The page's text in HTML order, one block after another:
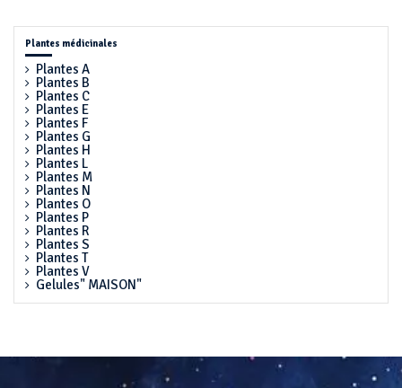
Plantes médicinales
Plantes A
Plantes B
Plantes C
Plantes E
Plantes F
Plantes G
Plantes H
Plantes L
Plantes M
Plantes N
Plantes O
Plantes P
Plantes R
Plantes S
Plantes T
Plantes V
Gelules" MAISON"